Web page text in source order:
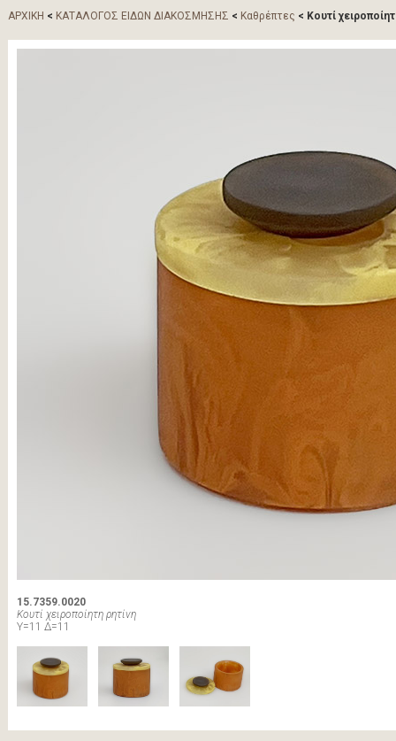
ΑΡΧΙΚΗ < ΚΑΤΑΛΟΓΟΣ ΕΙΔΩΝ ΔΙΑΚΟΣΜΗΣΗΣ < Καθρέπτες < Κουτί
15.7359.0020
Κουτί χειροποίητη ρητίνη
Υ=11 Δ=11